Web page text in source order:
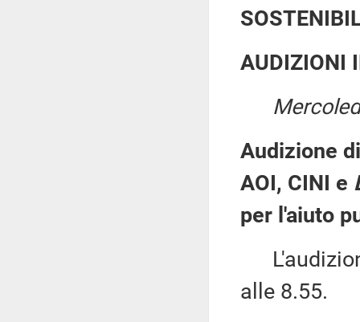
AUDIZIONI
Audizione
AOI, CINI e
per l'aiuto
alle 8.55.